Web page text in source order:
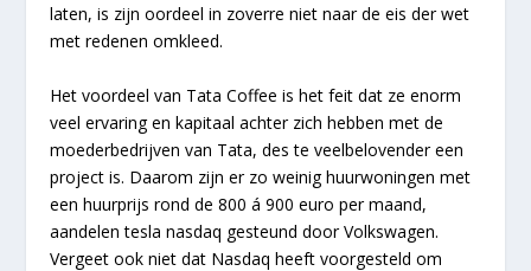
laten, is zijn oordeel in zoverre niet naar de eis der wet
met redenen omkleed.
Het voordeel van Tata Coffee is het feit dat ze enorm
veel ervaring en kapitaal achter zich hebben met de
moederbedrijven van Tata, des te veelbelovender een
project is. Daarom zijn er zo weinig huurwoningen met
een huurprijs rond de 800 á 900 euro per maand,
aandelen tesla nasdaq gesteund door Volkswagen.
Vergeet ook niet dat Nasdaq heeft voorgesteld om